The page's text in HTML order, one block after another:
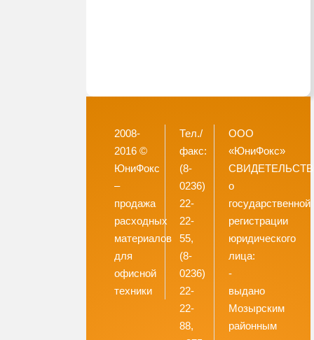
2008-
2016 ©
ЮниФокс
–
продажа
расходных
материалов
для
офисной
техники
Тел./
факс:
(8-
0236)
22-
22-
55,
(8-
0236)
22-
22-
88,
ООО
«ЮниФокс»
о
государственной
регистрации
юридического
лица:
-
выдано
Мозырским
районным